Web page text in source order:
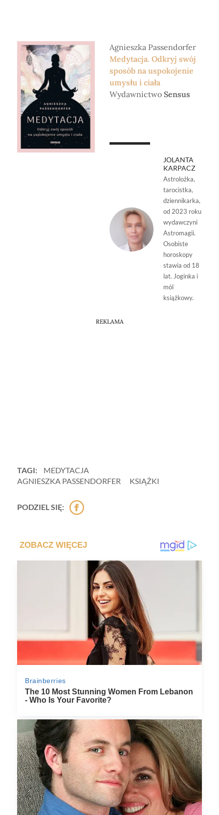
Agnieszka Passendorfer
Medytacja. Odkryj swój
sposób na uspokojenie
umysłu i ciała
Wydawnictwo Sensus
JOLANTA
KARPACZ
Astrolożka,
tarocistka,
dziennikarka,
od 2023 roku
wydawczyni
Astromagii.
Osobiste
horoskopy
stawia od 18
lat. Joginka i
mól
książkowy.
REKLAMA
TAGI:
MEDYTACJA
AGNIESZKA PASSENDORFER
KSIĄŻKI
PODZIEL SIĘ: